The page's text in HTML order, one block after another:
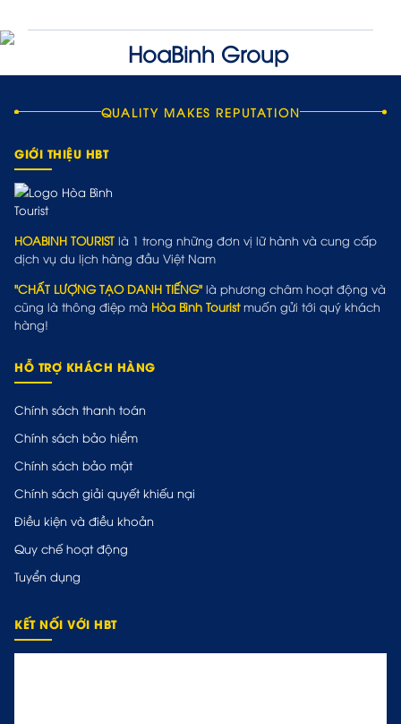
QUALITY MAKES REPUTATION
GIỚI THIỆU HBT
HOABINH TOURIST là 1 trong những đơn vị lữ hành và cung cấp
dịch vụ du lịch hàng đầu Việt Nam
"CHẤT LƯỢNG TẠO DANH TIẾNG" là phương châm hoạt động và
cũng là thông điệp mà Hòa Bình Touristmuốn gửi tới quý khách
hàng!
HỖ TRỢ KHÁCH HÀNG
Chính sách thanh toán
Chính sách bảo hiểm
Chính sách bảo mật
Chính sách giải quyết khiếu nại
Điều kiện và điều khoản
Quy chế hoạt động
Tuyển dụng
KẾT NỐI VỚI HBT